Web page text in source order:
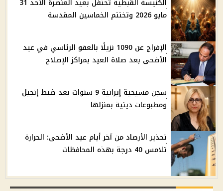
الكنيسة القبطية تحتفل بعيد العنصرة الأحد 31
مايو 2026 وتختتم الخماسين المقدسة
الإفراج عن 1090 نزيلًا بالعفو الرئاسي في عيد
الأضحى بعد صلاة العيد بمراكز الإصلاح
سجن مسيحية إيرانية 9 سنوات بعد ضبط إنجيل
ومطبوعات دينية بمنزلها
تحذير الأرصاد من آخر أيام عيد الأضحى: الحرارة
تلامس 40 درجة بهذه المحافظات